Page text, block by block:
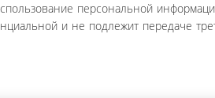
персональной
и не подлежит передаче